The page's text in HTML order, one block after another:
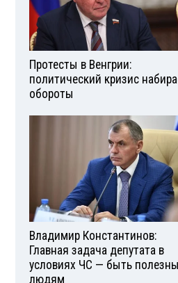
Протесты в Венгрии:
политический кризис
обороты
Владимир Константинов:
Главная задача депутата в
условиях ЧС — быть
людям